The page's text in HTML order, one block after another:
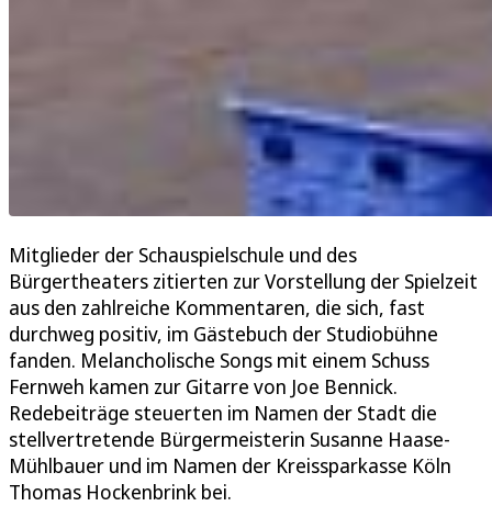
Mitglieder der Schauspielschule und des
Bürgertheaters zitierten zur Vorstellung der Spielzeit
aus den zahlreiche Kommentaren, die sich, fast
durchweg positiv, im Gästebuch der Studiobühne
fanden. Melancholische Songs mit einem Schuss
Fernweh kamen zur Gitarre von Joe Bennick.
Redebeiträge steuerten im Namen der Stadt die
stellvertretende Bürgermeisterin Susanne Haase-
Mühlbauer und im Namen der Kreissparkasse Köln
Thomas Hockenbrink bei.